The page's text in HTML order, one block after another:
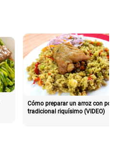
Cómo preparar un arroz con pollo
tradicional riquísimo (VIDEO)